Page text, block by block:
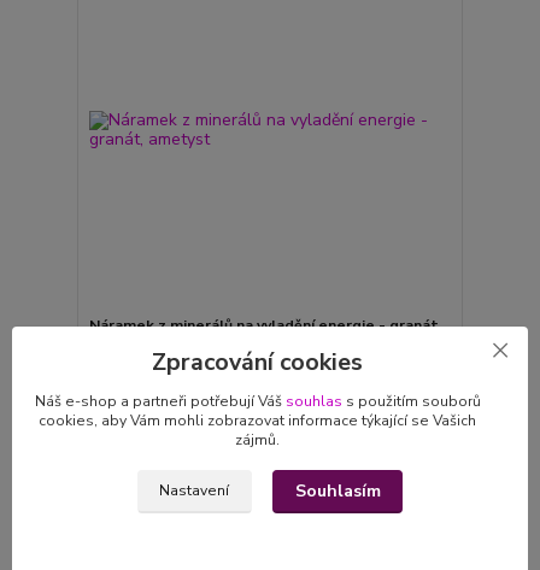
Náramek z minerálů na vyladění energie - granát,
399 Kč ks
Zvolit variantu
Zpracování cookies
Náš e-shop a partneři potřebují Váš souhlas s použitím souborů
cookies, aby Vám mohli zobrazovat informace týkající se Vašich
zájmů.
Nastavení Souhlasím